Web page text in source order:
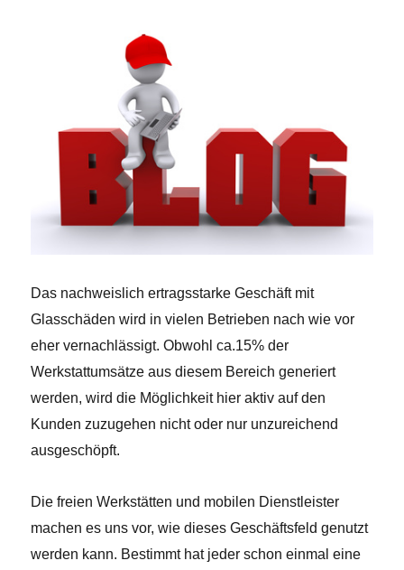
Das nachweislich ertragsstarke Geschäft mit
Glasschäden wird in vielen Betrieben nach wie vor
eher vernachlässigt. Obwohl ca.15% der
Werkstattumsätze aus diesem Bereich generiert
werden, wird die Möglichkeit hier aktiv auf den
Kunden zuzugehen nicht oder nur unzureichend
ausgeschöpft.
Die freien Werkstätten und mobilen Dienstleister
machen es uns vor, wie dieses Geschäftsfeld genutzt
werden kann. Bestimmt hat jeder schon einmal eine